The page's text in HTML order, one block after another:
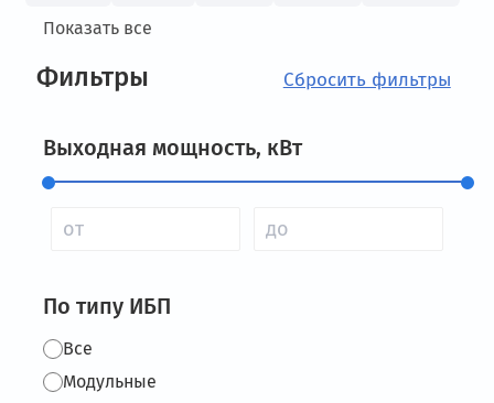
Показать все
Фильтры
Выходная мощность, кВт
По типу ИБП
Все
Модульные